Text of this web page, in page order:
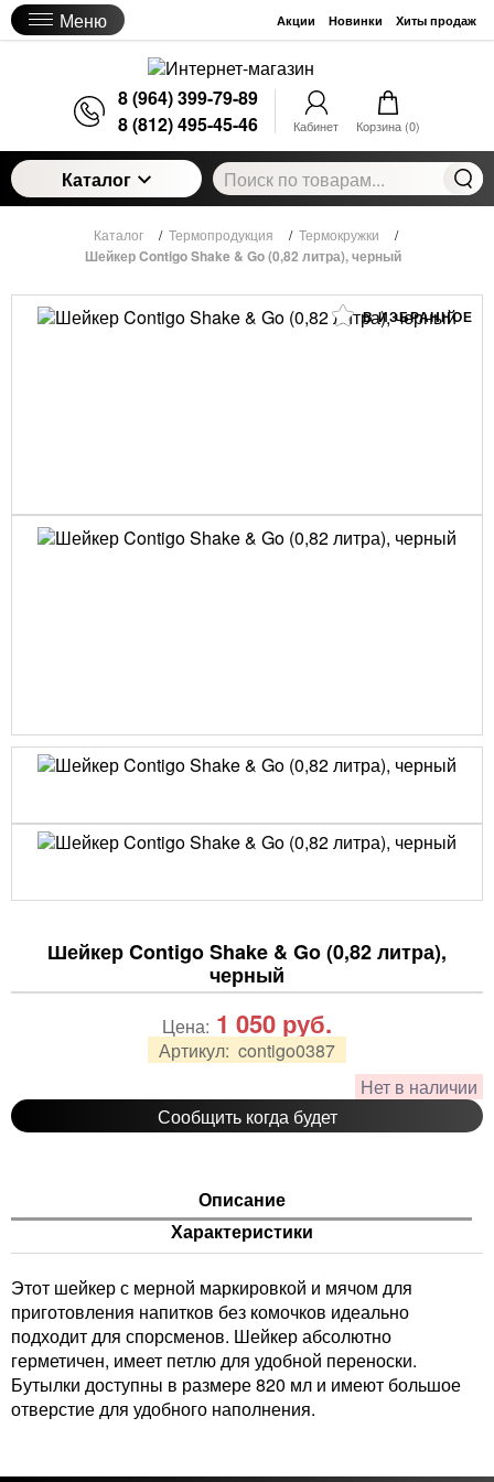
Меню Акции Новинки Хиты продаж
8 (964) 399-79-89
8 (812) 495-45-46
Кабинет Корзина (0)
Каталог
Каталог / Термопродукция / Термокружки /
Шейкер Contigo Shake & Go (0,82 литра), черный
В ИЗБРАННОЕ
Шейкер Contigo Shake & Go (0,82 литра),
черный
Артикул: contigo0387
Нет в наличии
Сообщить когда будет
Цена: 1 050 руб.
Описание
Характеристики
Этот шейкер с мерной маркировкой и мячом для
приготовления напитков без комочков идеально
подходит для спорсменов. Шейкер абсолютно
герметичен, имеет петлю для удобной переноски.
Бутылки доступны в размере 820 мл и имеют большое
отверстие для удобного наполнения.